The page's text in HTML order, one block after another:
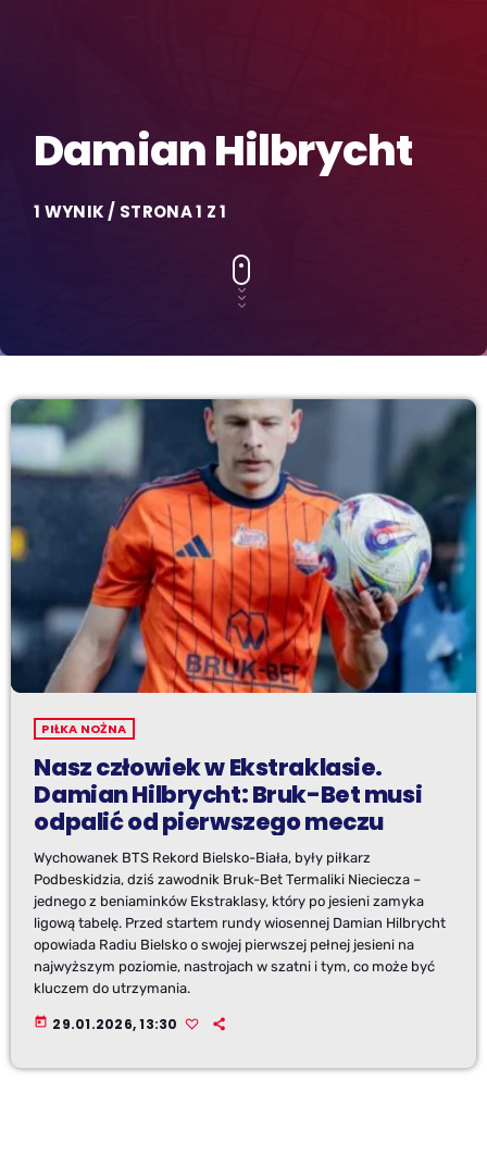
Damian Hilbrycht
1 WYNIK / STRONA 1 Z 1
PIŁKA NOŻNA
Nasz człowiek w Ekstraklasie.
Damian Hilbrycht: Bruk-Bet musi
odpalić od pierwszego meczu
Wychowanek BTS Rekord Bielsko-Biała, były piłkarz
Podbeskidzia, dziś zawodnik Bruk-Bet Termaliki Nieciecza –
jednego z beniaminków Ekstraklasy, który po jesieni zamyka
ligową tabelę. Przed startem rundy wiosennej Damian Hilbrycht
opowiada Radiu Bielsko o swojej pierwszej pełnej jesieni na
najwyższym poziomie, nastrojach w szatni i tym, co może być
kluczem do utrzymania.
today 29.01.2026, 13:30